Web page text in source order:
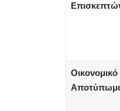
Οικονομικό